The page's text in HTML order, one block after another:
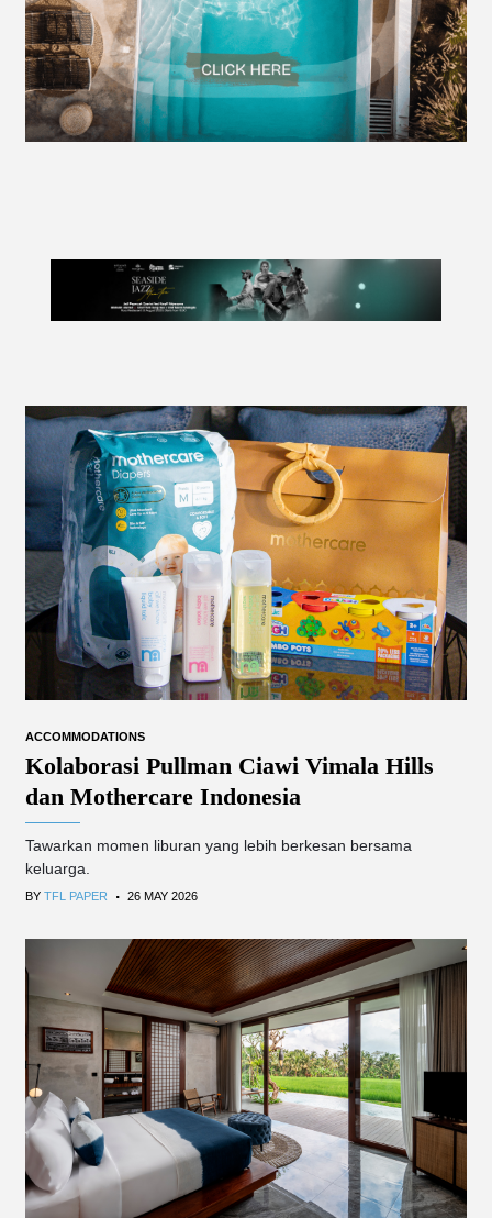
ACCOMMODATIONS
Kolaborasi Pullman Ciawi Vimala Hills
dan Mothercare Indonesia
Tawarkan momen liburan yang lebih berkesan bersama
keluarga.
BY TFL PAPER . 26 MAY 2026